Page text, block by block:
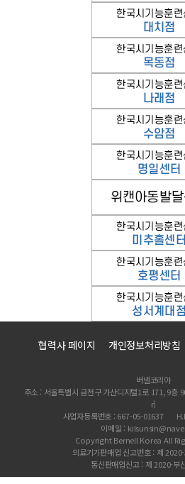
협력사 페이지 개인정보처리방침
버넬코리아
주소 : 서울특별시 금천구 가산디지털1로 171, 9층
r)
사업자등록번호 : 667-05-01637
이메일 :
Copyright Bernell Korea All
의료기기판매업 신고번호 : 제
통신판매업신고 : 제 2020-부